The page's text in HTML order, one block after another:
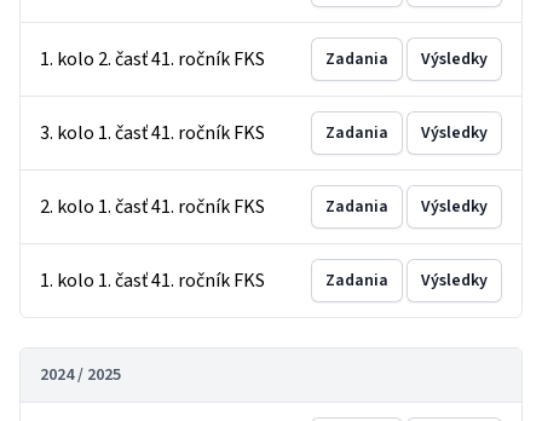
1. kolo 2. časť 41. ročník FKS Zadania Výsledky
3. kolo 1. časť 41. ročník FKS Zadania Výsledky
2. kolo 1. časť 41. ročník FKS Zadania Výsledky
1. kolo 1. časť 41. ročník FKS Zadania Výsledky
2024 / 2025